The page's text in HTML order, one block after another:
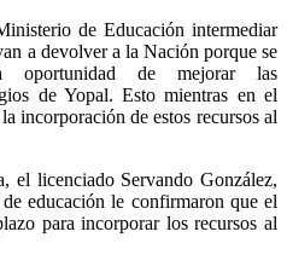
de Educación intermediar
a devolver a la Nación porque se
oportunidad de mejorar las
de Yopal. Esto mientras en el
incorporación de estos recursos al
el licenciado Servando González,
educación le confirmaron que el
para incorporar los recursos al